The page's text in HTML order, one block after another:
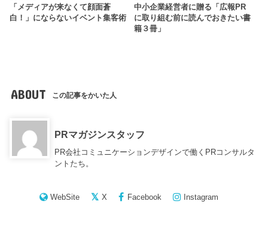
「メディアが来なくて顔面蒼
白！」にならないイベント集客術
中小企業経営者に贈る「広報PR
に取り組む前に読んでおきたい書
籍３冊」
ABOUT この記事をかいた人
PRマガジンスタッフ
PR会社コミュニケーションデザインで働くPRコンサルタ
ントたち。
WebSite X Facebook Instagram